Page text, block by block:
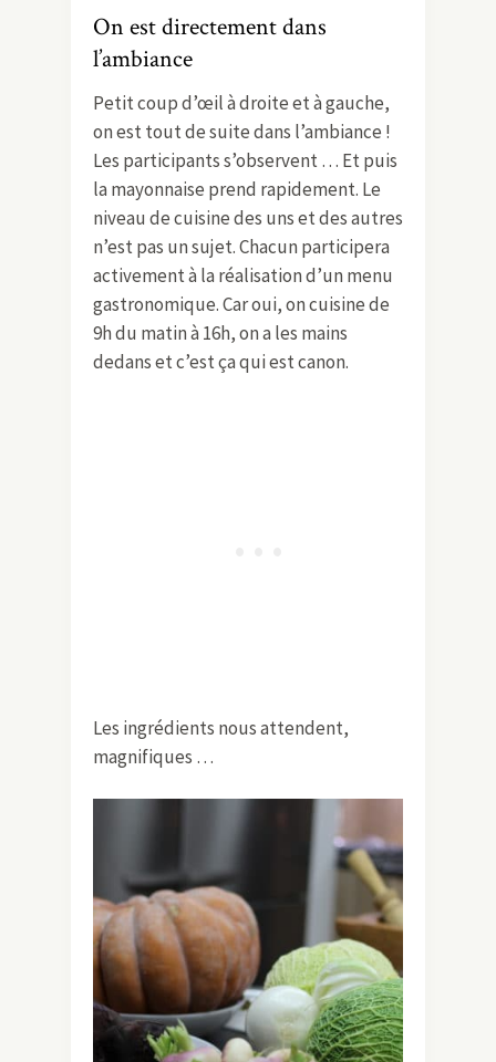
On est directement dans
l’ambiance
Petit coup d’œil à droite et à gauche,
on est tout de suite dans l’ambiance !
Les participants s’observent … Et puis
la mayonnaise prend rapidement. Le
niveau de cuisine des uns et des autres
n’est pas un sujet. Chacun participera
activement à la réalisation d’un menu
gastronomique. Car oui, on cuisine de
9h du matin à 16h, on a les mains
dedans et c’est ça qui est canon.
Les ingrédients nous attendent,
magnifiques …